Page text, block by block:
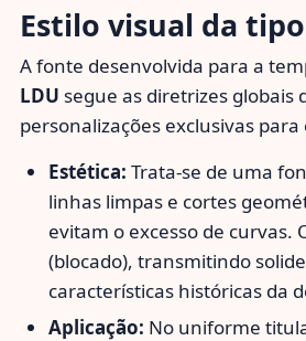
Estilo visual da
A fonte desenvolvida para a
LDU segue as diretrizes globais
personalizações exclusivas para
Estética: Trata-se de uma
linhas limpas e cortes
evitam o excesso de curvas.
(blocado), transmitindo
características históricas da
Aplicação: No uniforme